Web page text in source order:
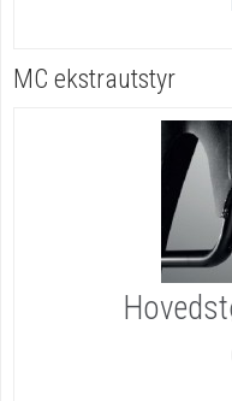
MC ekstrautstyr